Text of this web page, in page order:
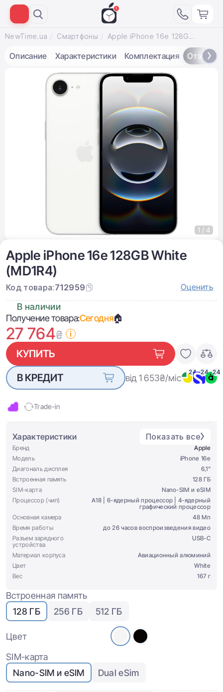
NewTime.ua Смартфоны Apple iPhone 16e 128GB White (MD1R4)
Описание Характеристики Комплектация Отзывы
Apple iPhone 16e 128GB White
(MD1R4)
Код товара:712959 Оценить
В наличии
Получение товара:Сегодня🏠
27 764₴
КУПИТЬ
В КРЕДИТ
від 1 653₴/міс
24 24 24
Trade-in
Характеристики Показать все
Бренд
Apple
Модель
iPhone 16e
Диагональ дисплея
6,1"
Встроенная память
128 ГБ
SIM-карта
Nano-SIM и eSIM
Процессор (чип)
A18 | 6-ядерный процессор | 4-ядерный
графический процессор
Основная камера
48 Мп
Время работы
до 26 часов воспроизведения видео
Разъем зарядного
устройства
USB-C
Материал корпуса
Авиационный алюминий
Цвет
White
Вес
167 г
Встроенная память
128 ГБ
256 ГБ 512 ГБ
Цвет
SIM-карта
Nano-SIM и eSIM
Dual eSim
1 / 4